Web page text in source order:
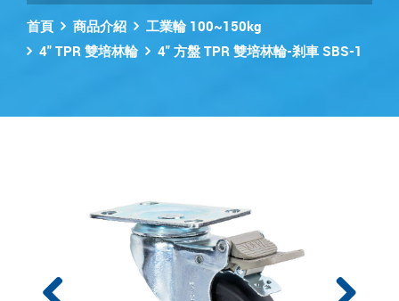
首頁 商品介紹
工業輪 100~150kg
4" TPR 雙培林輪
4" 方盤 TPR 雙培林輪-剎車 SBS-1